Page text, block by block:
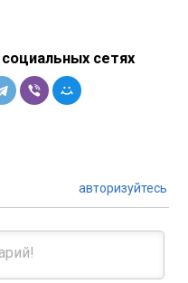
сетях
авторизуйтесь